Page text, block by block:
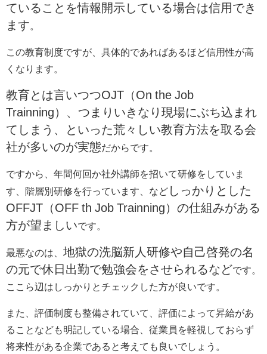
ていることを情報開示している場合は信用でき
ます
この教育制度ですが、具体的であればあるほど信用性が高
くなります。
教育とは言いつつOJT（On the Job
Trainning）、つまりいきなり現場にぶち込まれ
てしまう、といった荒々しい教育方法を取る会
社が多いのが実態だからです。
ですから、年間何回か社外講師を招いて研修をしていま
す、階層別研修を行っています、など しっかりとした
OFFJT（OFF th Job Trainning）の仕組みがある
方が望ましいです。
最悪なのは、 地獄の洗脳新人研修や自己啓発の名
の元で休日出勤で勉強会をさせられるなどです。
ここら辺はしっかりとチェックした方が良いです。
また、評価制度も整備されていて、評価によって昇給があ
ることなども明記している場合、従業員を軽視しておらず
将来性がある企業であると考えても良いでしょう。